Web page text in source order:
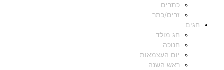
כתרים
זרים/כתר
חגים
חג מולד
חנוכה
יום העצמאות
ראש השנה